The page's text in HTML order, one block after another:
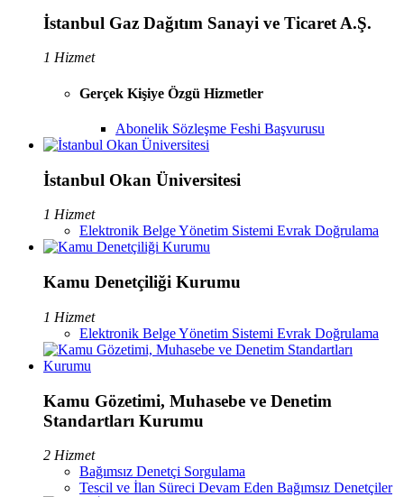
İstanbul Gaz Dağıtım Sanayi ve Ticaret A.Ş.
1 Hizmet
Gerçek Kişiye Özgü Hizmetler
Abonelik Sözleşme Feshi Başvurusu
İstanbul Okan Üniversitesi
1 Hizmet
Elektronik Belge Yönetim Sistemi Evrak Doğrulama
Kamu Denetçiliği Kurumu
1 Hizmet
Elektronik Belge Yönetim Sistemi Evrak Doğrulama
Kamu Gözetimi, Muhasebe ve Denetim
Standartları Kurumu
2 Hizmet
Bağımsız Denetçi Sorgulama
Tescil ve İlan Süreci Devam Eden Bağımsız Denetçiler